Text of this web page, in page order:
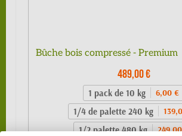
Bûche bois compressé - Premium
489,00 €
1 pack de 10 kg 6,00 €
1/4 de palette 240 kg
1/2 palette 480 kg